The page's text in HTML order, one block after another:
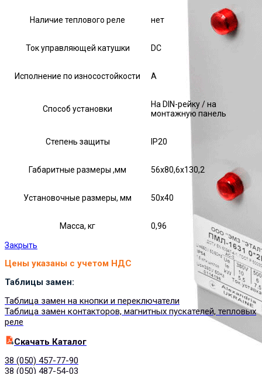
Наличие теплового реле нет
Ток управляющей катушки DC
Исполнение по износостойкости А
Способ установки
На DIN-рейку / на
монтажную панель
Степень защиты IP20
Габаритные размеры ,мм 56х80,6х130,2
Установочные размеры, мм 50х40
Масса, кг 0,96
Закрыть
Цены указаны с учетом НДС
Таблицы замен:
Таблица замен на кнопки и переключатели
Таблица замен контакторов, магнитных пускателей, тепловых
реле
Cкачать Каталог
38 (050) 457-77-90
38 (050) 487-54-03